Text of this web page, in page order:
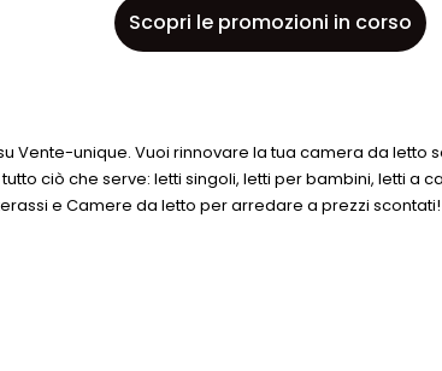
Scopri le promozioni in corso
Vente-unique. Vuoi rinnovare la tua camera da
ciò che serve: letti singoli, letti per bambini, letti a
e Camere da letto per arredare a prezzi